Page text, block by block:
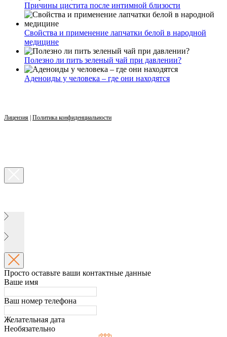
Причины цистита после интимной близости
Свойства и применение лапчатки белой в народной
медицине
Полезно ли пить зеленый чай при давлении?
Аденоиды у человека – где они находятся
Лицензия Политика конфиденциальности
Просто оставьте ваши контактные данные
Ваше имя
Ваш номер телефона
Желательная дата
Необязательно